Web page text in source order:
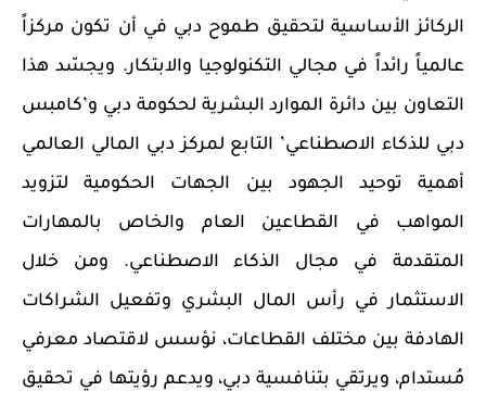
الركائز الأساسية لتحقيق طموح دبي في أن تكون مركزاً
عالمياً رائداً في مجالي التكنولوجيا والابتكار. ويجسّد هذا
التعاون بين دائرة الموارد البشرية لحكومة دبي و’كامبس
دبي للذكاء الاصطناعي’ التابع لمركز دبي المالي العالمي
أهمية توحيد الجهود بين الجهات الحكومية لتزويد
المواهب في القطاعين العام والخاص بالمهارات
المتقدمة في مجال الذكاء الاصطناعي. ومن خلال
الاستثمار في رأس المال البشري وتفعيل الشراكات
الهادفة بين مختلف القطاعات، نؤسس لاقتصاد معرفي
مُستدام، ويرتقي بتنافسية دبي، ويدعم رؤيتها في تحقيق